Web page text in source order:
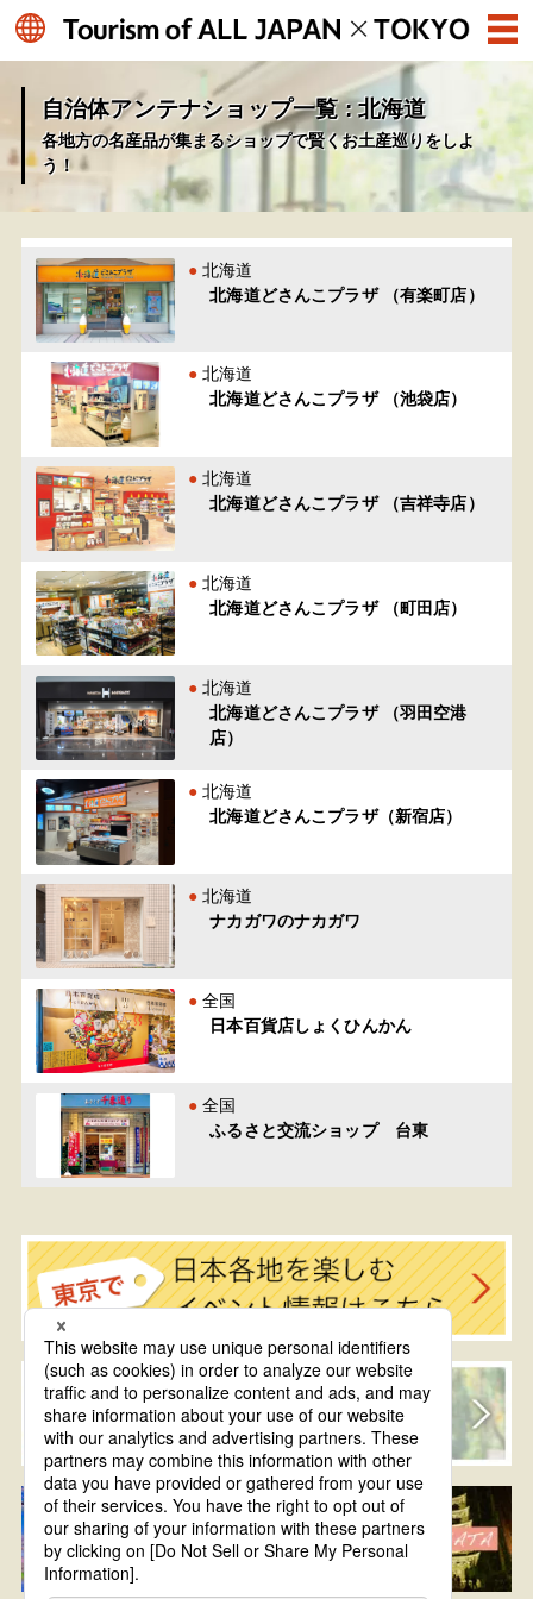
自治体アンテナショップ一覧 : 北海道
各地方の名産品が集まるショップで賢くお土産巡りをしよ
う！
北海道
北海道どさんこプラザ （有楽町店）
北海道
北海道どさんこプラザ （池袋店）
北海道
北海道どさんこプラザ （吉祥寺店）
北海道
北海道どさんこプラザ （町田店）
北海道
北海道どさんこプラザ （羽田空港
店）
北海道
北海道どさんこプラザ（新宿店）
北海道
ナカガワのナカガワ
全国
日本百貨店しょくひんかん
全国
ふるさと交流ショップ 台東